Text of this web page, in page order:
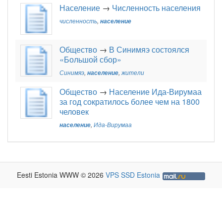
Население → Численность населения
численность, население
Общество → В Синимяэ состоялся
«Большой сбор»
Синимяэ, население,жители
Общество → Население Ида-Вирумаа
за год сократилось более чем на 1800
человек
население, Ида-Вирумаа
Eesti Estonia WWW © 2026 VPS SSD Estonia